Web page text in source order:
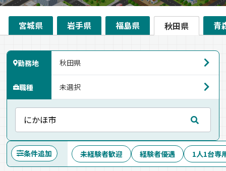
宮城県 岩手県 福島県 秋田県 青
勤務地
職種
条件追加 未経験者歓迎 経験者優遇 1人1台専